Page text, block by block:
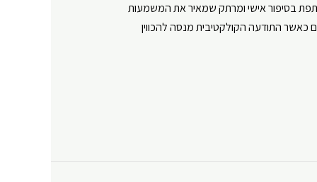
בסיפור אישי ומרתק שמאיר את המשמעות
כאשר התודעה הקולקטיבית מנסה להכווין